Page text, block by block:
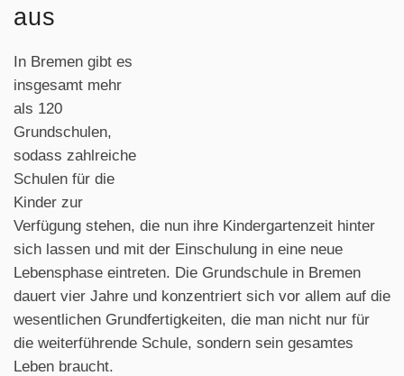
aus
In Bremen gibt es
insgesamt mehr
als 120
Grundschulen,
sodass zahlreiche
Schulen für die
Kinder zur
Verfügung stehen, die nun ihre Kindergartenzeit hinter
sich lassen und mit der Einschulung in eine neue
Lebensphase eintreten. Die Grundschule in Bremen
dauert vier Jahre und konzentriert sich vor allem auf die
wesentlichen Grundfertigkeiten, die man nicht nur für
die weiterführende Schule, sondern sein gesamtes
Leben braucht.